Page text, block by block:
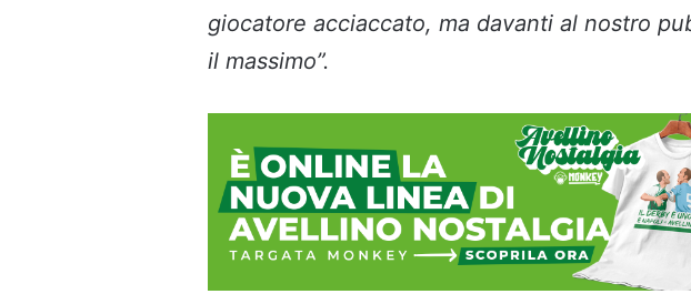
giocatore acciaccato, ma davanti al nostro
il massimo”.